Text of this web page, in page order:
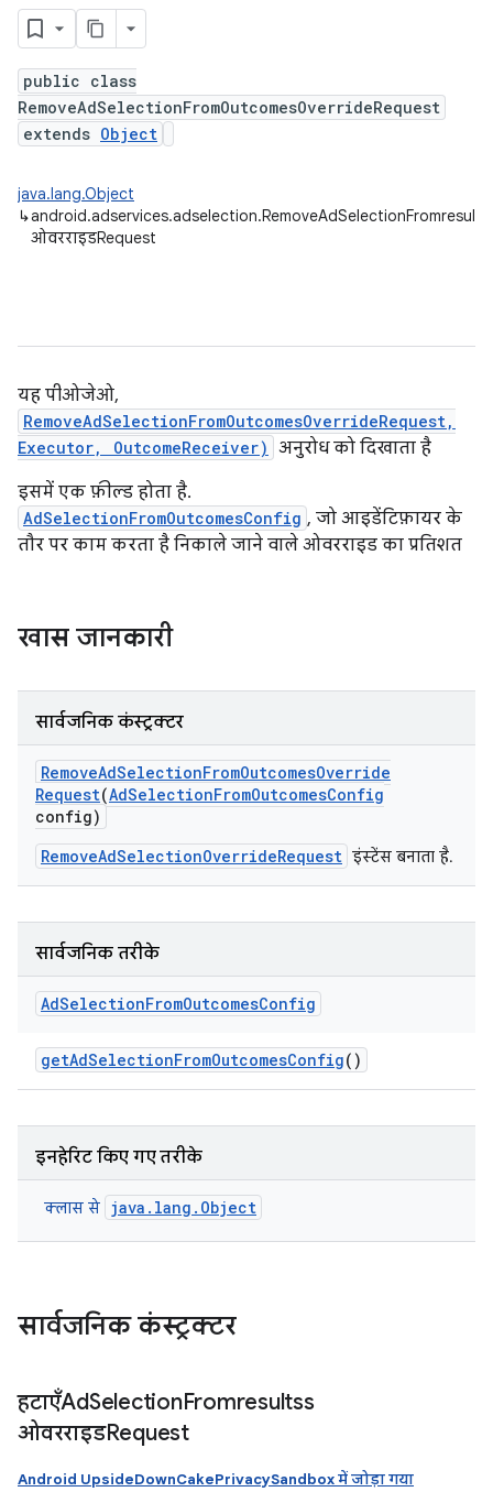
public class
RemoveAdSelectionFromOutcomesOverrideRequest
extends Object
java.lang.Object
↳
ओवरराइडRequest
यह पीओजेओ,
RemoveAdSelectionFromOutcomesOverrideRequest,
Executor, OutcomeReceiver) अनुरोध को दिखाता है
इसमें एक फ़ील्ड होता है.
AdSelectionFromOutcomesConfig , जो आइडेंटिफ़ायर के
तौर पर काम करता है निकाले जाने वाले ओवरराइड का प्रतिशत
खास जानकारी
सार्वजनिक कंस्ट्रक्टर
RemoveAdSelectionFromOutcomesOverride
Request(AdSelectionFromOutcomesConfig
config)
RemoveAdSelectionOverrideRequest इंस्टेंस बनाता है.
सार्वजनिक तरीके
AdSelectionFromOutcomesConfig
getAdSelectionFromOutcomesConfig()
इनहेरिट किए गए तरीके
क्लास से java.lang.Object
सार्वजनिक कंस्ट्रक्टर
हटाएँAdSelectionFromresultss
ओवरराइडRequest
Android UpsideDownCakePrivacySandbox में जोड़ा गया